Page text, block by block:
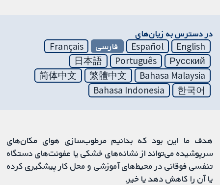
در دسترس به زیان‌های
English
Español فارسی
Français
Русский
Português
日本語
Bahasa Malaysia
繁體中文
简体中文
한국어
Bahasa Indonesia
هدف ما این بود که بدانیم مرطوب‌سازی هوای مکان‌های
سرپوشیده می‌تواند از نشانه‌های خشکی یا عفونت‌های دستگاه
تنفسی فوقانی در محیط‌های آموزشی و محل کار پیشگیری کرده
یا آن را کاهش دهد یا خیر.